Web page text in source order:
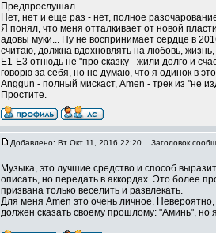
Предпрослушал.
Нет, нет и еще раз - нет, полное
Я понял, что меня отталкивает от новой
адовы муки... Ну не воспринимает сердце в
считаю, должна вдохновлять на любовь,
Е1-Е3 отнюдь не "про сказку - жили долго и
говорю за себя, но не думаю, что я одинок в
Anggun - полный мискаст, Amen - трек из "не
Простите.
Добавлено: Вт Окт 11, 2016 22:20 Заголовок
Музыка, это лучшие средство и способ
описать, но передать в аккордах. Это более
призвана только веселить и развлекать.
Для меня Amen это очень личное.
должен сказать своему прошлому: "Аминь", но